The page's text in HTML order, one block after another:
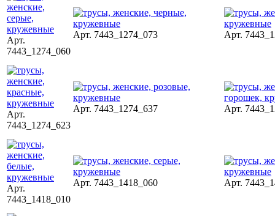
Арт.
7443_1274_060
Арт. 7443_1274_073 Арт.
Арт.
7443_1274_623
Арт. 7443_1274_637 Арт.
Арт.
7443_1418_010
Арт. 7443_1418_060 Арт.